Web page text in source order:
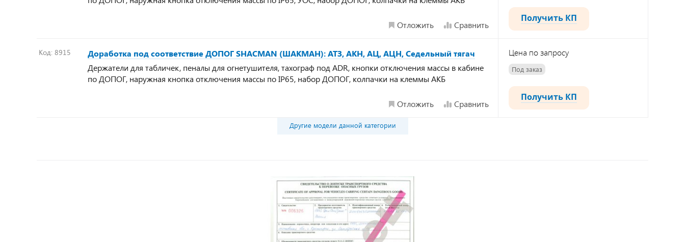
Отложить Сравнить
Получить КП
Код: 8915
Доработка под соответствие ДОПОГ SHACMAN (ШАКМАН): АТЗ, АКН, АЦ, АЦН, Седельный тягач
Держатели для табличек, пеналы для огнетушителя, тахограф под ADR, кнопки отключения массы в кабине
по ДОПОГ, наружная кнопка отключения массы по IP65, набор ДОПОГ, колпачки на клеммы АКБ
Отложить Сравнить
Цена по запросу
Под заказ
Получить КП
Другие модели данной категории